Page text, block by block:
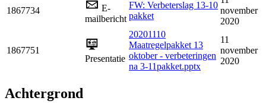
1867734
E-
mailbericht
FW: Verbeterslag 13-10
pakket
november
2020
1867751
Presentatie
20201110
Maatregelpakket 13
oktober - verbeteringen
na 3-11pakket.pptx
11
november
2020
Achtergrond